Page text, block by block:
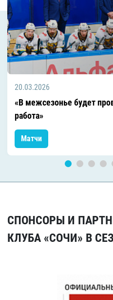
20.03.2026
«В межсезонье будет
работа»
Матчи
СПОНСОРЫ И
КЛУБА «СОЧИ» В